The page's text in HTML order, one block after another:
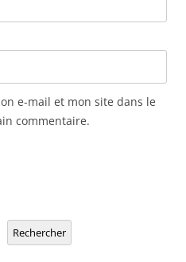
e-mail et mon site dans le
commentaire.
Rechercher